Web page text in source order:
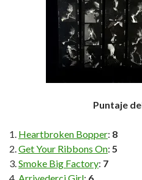
Puntaje
Heartbroken Bopper: 8
Get Your Ribbons On: 5
Smoke Big Factory: 7